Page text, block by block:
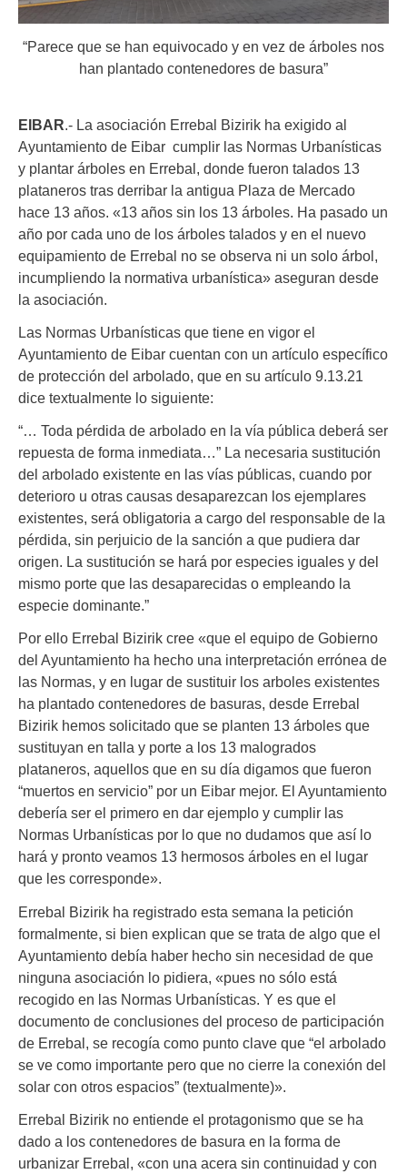
“Parece que se han equivocado y en vez de árboles nos
han plantado contenedores de basura”
EIBAR.- La asociación Errebal Bizirik ha exigido al
Ayuntamiento de Eibar cumplir las Normas Urbanísticas
y plantar árboles en Errebal, donde fueron talados 13
plataneros tras derribar la antigua Plaza de Mercado
hace 13 años. «13 años sin los 13 árboles. Ha pasado un
año por cada uno de los árboles talados y en el nuevo
equipamiento de Errebal no se observa ni un solo árbol,
incumpliendo la normativa urbanística» aseguran desde
la asociación.
Las Normas Urbanísticas que tiene en vigor el
Ayuntamiento de Eibar cuentan con un artículo específico
de protección del arbolado, que en su artículo 9.13.21
dice textualmente lo siguiente:
“… Toda pérdida de arbolado en la vía pública deberá ser
repuesta de forma inmediata…” La necesaria sustitución
del arbolado existente en las vías públicas, cuando por
deterioro u otras causas desaparezcan los ejemplares
existentes, será obligatoria a cargo del responsable de la
pérdida, sin perjuicio de la sanción a que pudiera dar
origen. La sustitución se hará por especies iguales y del
mismo porte que las desaparecidas o empleando la
especie dominante.”
Por ello Errebal Bizirik cree «que el equipo de Gobierno
del Ayuntamiento ha hecho una interpretación errónea de
las Normas, y en lugar de sustituir los arboles existentes
ha plantado contenedores de basuras, desde Errebal
Bizirik hemos solicitado que se planten 13 árboles que
sustituyan en talla y porte a los 13 malogrados
plataneros, aquellos que en su día digamos que fueron
“muertos en servicio” por un Eibar mejor. El Ayuntamiento
debería ser el primero en dar ejemplo y cumplir las
Normas Urbanísticas por lo que no dudamos que así lo
hará y pronto veamos 13 hermosos árboles en el lugar
que les corresponde».
Errebal Bizirik ha registrado esta semana la petición
formalmente, si bien explican que se trata de algo que el
Ayuntamiento debía haber hecho sin necesidad de que
ninguna asociación lo pidiera, «pues no sólo está
recogido en las Normas Urbanísticas. Y es que el
documento de conclusiones del proceso de participación
de Errebal, se recogía como punto clave que “el arbolado
se ve como importante pero que no cierre la conexión del
solar con otros espacios” (textualmente)».
Errebal Bizirik no entiende el protagonismo que se ha
dado a los contenedores de basura en la forma de
urbanizar Errebal, «con una acera sin continuidad y con